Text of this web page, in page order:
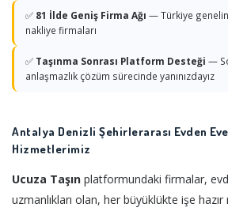
✅ 81 İlde Geniş Firma Ağı — Türkiye
nakliye firmaları
✅ Taşınma Sonrası Platform Desteği —
anlaşmazlık çözüm sürecinde yanınızdayız
Antalya Denizli Şehirlerarası Evden
Hizmetlerimiz
Ucuza Taşın platformundaki firmalar,
uzmanlıkları olan, her büyüklükte işe